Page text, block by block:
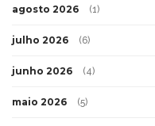
agosto 2026 (1)
julho 2026 (6)
junho 2026 (4)
maio 2026 (5)